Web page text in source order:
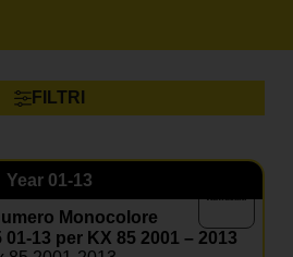
il mio Kawasaki?
e anno nella pagina
e nome?
completamente personalizzabili.
a fango e graffi?
FILTRI
Year 01-13
Monocolore
13 per KX 85 2001 – 2013